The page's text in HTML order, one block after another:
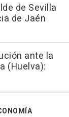
de Sevilla
de Jaén
ante la
(Huelva):